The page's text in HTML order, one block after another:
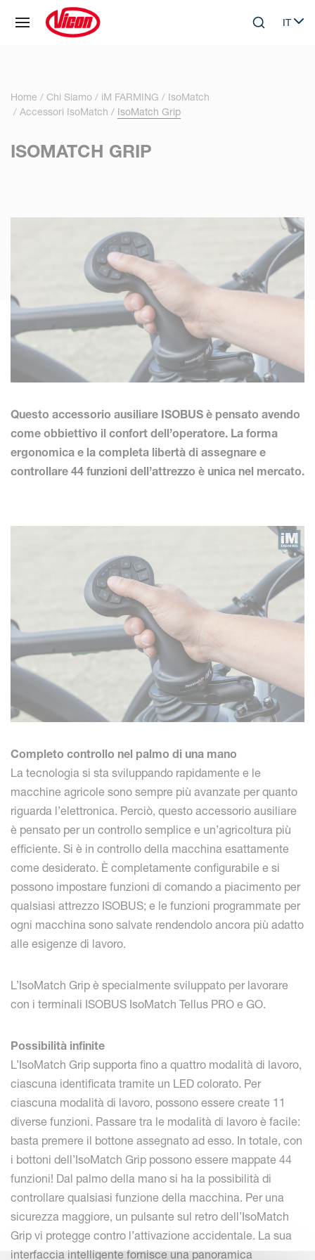
Skip to main contentSearchIT
Select
Home Chi Siamo iM FARMING
IsoMatch
Accessori IsoMatch
IsoMatch Grip
ISOMATCH GRIP
Questo accessorio ausiliare ISOBUS è pensato avendo
come obbiettivo il confort dell’operatore. La forma
ergonomica e la completa libertà di assegnare e
controllare 44 funzioni dell’attrezzo è unica nel mercato.
Completo controllo nel palmo di una mano
La tecnologia si sta sviluppando rapidamente e le
macchine agricole sono sempre più avanzate per quanto
riguarda l’elettronica. Perciò, questo accessorio ausiliare
è pensato per un controllo semplice e un’agricoltura più
efficiente. Si è in controllo della macchina esattamente
come desiderato. È completamente configurabile e si
possono impostare funzioni di comando a piacimento per
qualsiasi attrezzo ISOBUS; e le funzioni programmate per
ogni macchina sono salvate rendendolo ancora più adatto
alle esigenze di lavoro.
L’IsoMatch Grip è specialmente sviluppato per lavorare
con i terminali ISOBUS IsoMatch Tellus PRO e GO.
Possibilità infinite
L’IsoMatch Grip supporta fino a quattro modalità di lavoro,
ciascuna identificata tramite un LED colorato. Per
ciascuna modalità di lavoro, possono essere create 11
diverse funzioni. Passare tra le modalità di lavoro è facile:
basta premere il bottone assegnato ad esso. In totale, con
i bottoni dell’IsoMatch Grip possono essere mappate 44
funzioni! Dal palmo della mano si ha la possibilità di
controllare qualsiasi funzione della macchina. Per una
sicurezza maggiore, un pulsante sul retro dell’IsoMatch
Grip vi protegge contro l’attivazione accidentale. La sua
interfaccia intelligente fornisce una panoramica
Pannello di gestione dei cookies